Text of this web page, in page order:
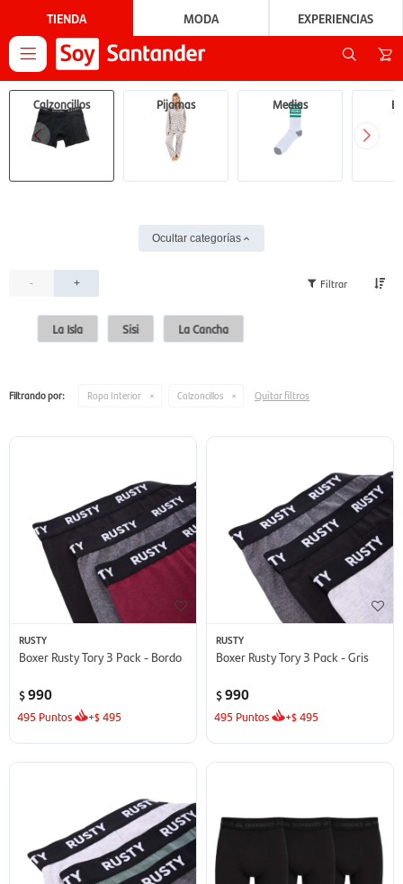
TIENDA MODA EXPERIENCIAS

Calzoncillos Pijamas Medias
Ocultar categorías
- +
La Isla Sisi La Cancha
Filtrando por: Ropa Interior Calzoncillos Quitar filtros
RUSTY
Boxer Rusty Tory 3 Pack - Bordo
$990
495 Puntos +$495
RUSTY
Boxer Rusty Tory 3 Pack - Gris
$990
495 Puntos +$495